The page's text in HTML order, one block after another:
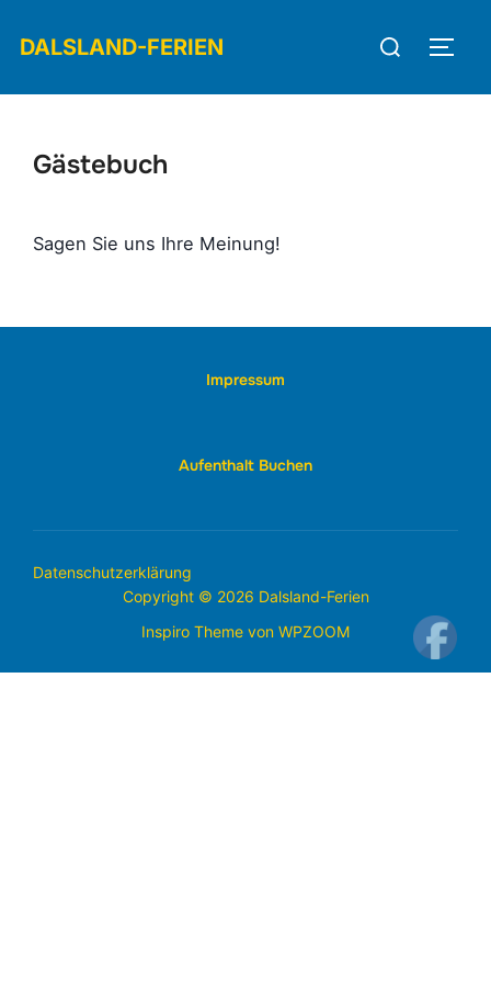
InhaltDALSLAND-FERIEN
Suchen
nach:
Gästebuch
Sagen Sie uns Ihre Meinung!
Impressum
Aufenthalt Buchen
Datenschutzerklärung
Copyright © 2026 Dalsland-Ferien
Inspiro Theme von WPZOOM